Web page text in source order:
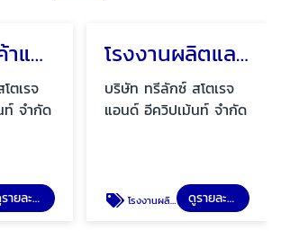
ชั้นวางสินค้าแบบMicro rack support Mezzanine floor
ตเรจ
ท์ จำกัด
ดูรายละเอียด
โรงงานผลิตและออกแบบMicro rack
บริษัท ทรีลักซ์ สโตเรจ
แอนด์ อีควิปเม้นท์ จำกัด
โรงงานผลิตและออกแบบMicro rack ดูรายละเอียด